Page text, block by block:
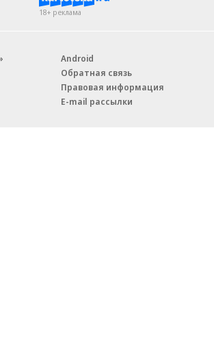
18+ реклама
Android
Обратная связь
Правовая информация
E-mail рассылки